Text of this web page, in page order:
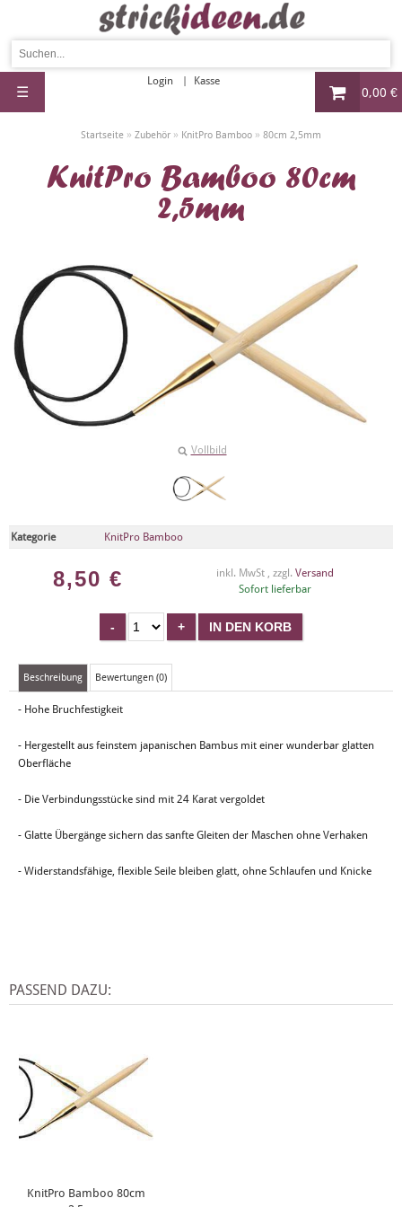
0,00 €
Login Kasse
☰
Startseite » Zubehör » KnitPro Bamboo » 80cm 2,5mm
KnitPro Bamboo 80cm
2,5mm
Vollbild
Kategorie KnitPro Bamboo
8,50 € inkl. MwSt , zzgl. Versand
Sofort lieferbar
Beschreibung Bewertungen (0)
- Hohe Bruchfestigkeit
- Hergestellt aus feinstem japanischen Bambus mit einer wunderbar glatten
Oberfläche
- Die Verbindungsstücke sind mit 24 Karat vergoldet
- Glatte Übergänge sichern das sanfte Gleiten der Maschen ohne Verhaken
- Widerstandsfähige, flexible Seile bleiben glatt, ohne Schlaufen und Knicke
PASSEND DAZU:
KnitPro Bamboo 80cm